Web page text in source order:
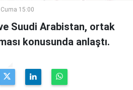
15:00
Suudi Arabistan, ortak
konusunda anlaştı.